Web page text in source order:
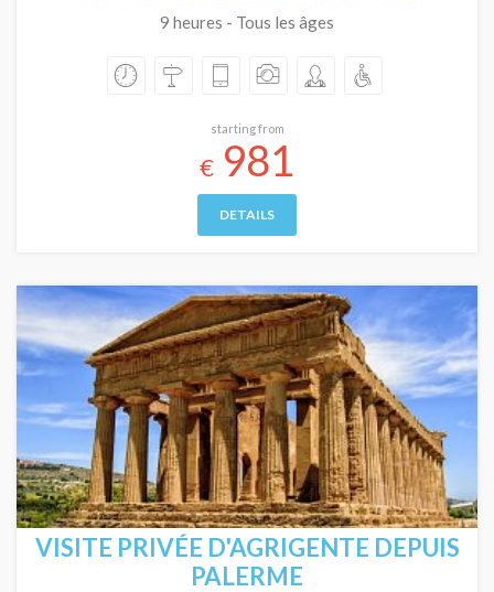
9 heures - Tous les âges
starting from
€ 981
DETAILS
VISITE PRIVÉE D'AGRIGENTE DEPUIS
PALERME